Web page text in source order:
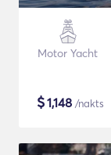
Motor Yacht
$1,148 /nakts